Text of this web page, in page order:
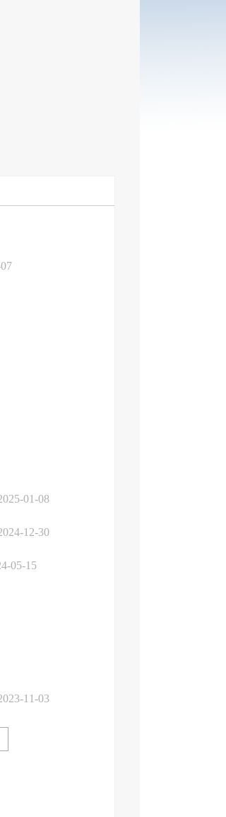
01-08
12-30
05-15
11-03